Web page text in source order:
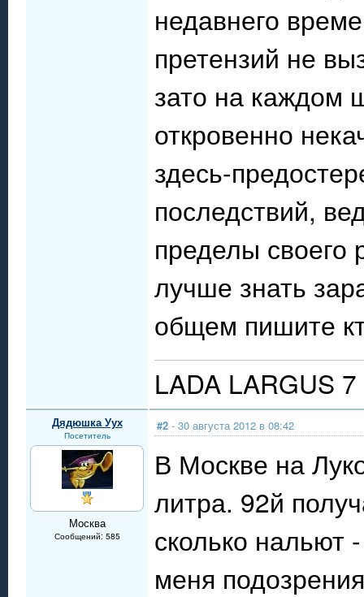
недавнего
претензий не
зато на каждом
откровенно
здесь-
последствий,
пределы своего
лучше знать
общем пишите
LADA LARGUS
Дядюшка Уух
Посетитель
Москва
Сообщений: 585
#2 - 30 августа 2012 в 08:42
В Москве на
литра. 92й
сколько нальют
меня